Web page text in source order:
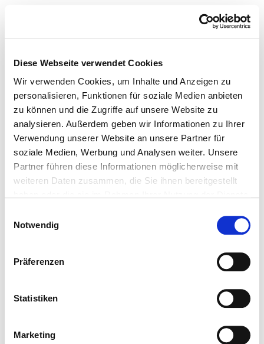
Diese Webseite verwendet Cookies
Wir verwenden Cookies, um Inhalte und Anzeigen zu
personalisieren, Funktionen für soziale Medien anbieten
zu können und die Zugriffe auf unsere Website zu
analysieren. Außerdem geben wir Informationen zu Ihrer
Verwendung unserer Website an unsere Partner für
soziale Medien, Werbung und Analysen weiter. Unsere
Partner führen diese Informationen möglicherweise mit
weiteren Daten zusammen, die Sie ihnen bereitgestellt
Notwendig
Präferenzen
Statistiken
Marketing